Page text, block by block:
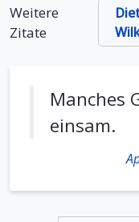
Weitere
Zitate
Manches
einsam.